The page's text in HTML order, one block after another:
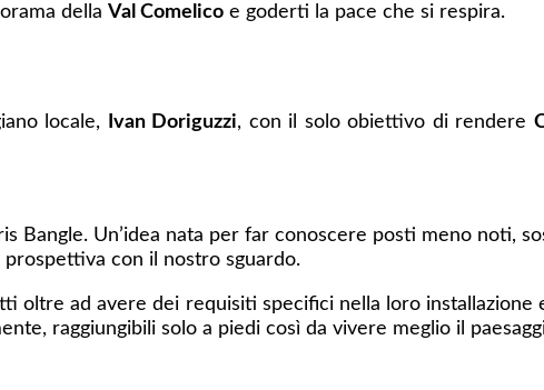
della Val Comelico e goderti la pace che si respira.
locale, Ivan Doriguzzi, con il solo obiettivo di rendere
Bangle. Un’idea nata per far conoscere posti meno noti,
con il nostro sguardo.
oltre ad avere dei requisiti specifici nella loro installazione
raggiungibili solo a piedi così da vivere meglio il